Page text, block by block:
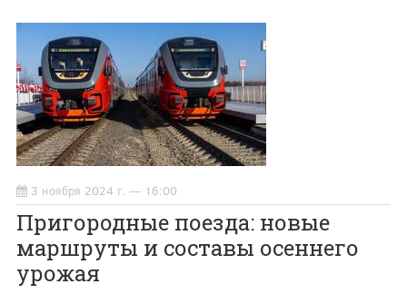
3 ноября 2024 г. — 16:00
Пригородные поезда: новые
маршруты и составы осеннего
урожая